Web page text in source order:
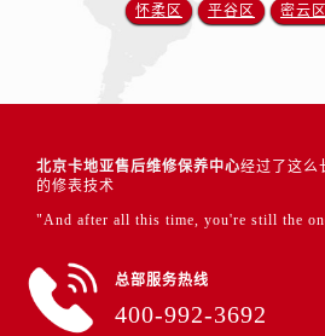
怀柔区 平谷区 密云区
北京卡地亚售后维修保养中心经过了这么
的修表技术
"And after all this time, you're still the
总部服务热线
400-992-3692